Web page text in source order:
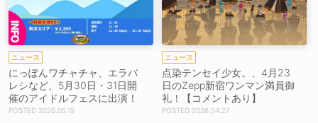
ニュース
にっぽんワチャチャ、エラバ
レシなど、5月30日・31日開
催のアイドルフェスに出演！
2026.05.15
ニュース
点染テンセイ少女。、4月23
日のZepp新宿ワンマン満員御
礼！【コメントあり】
2026.04.27